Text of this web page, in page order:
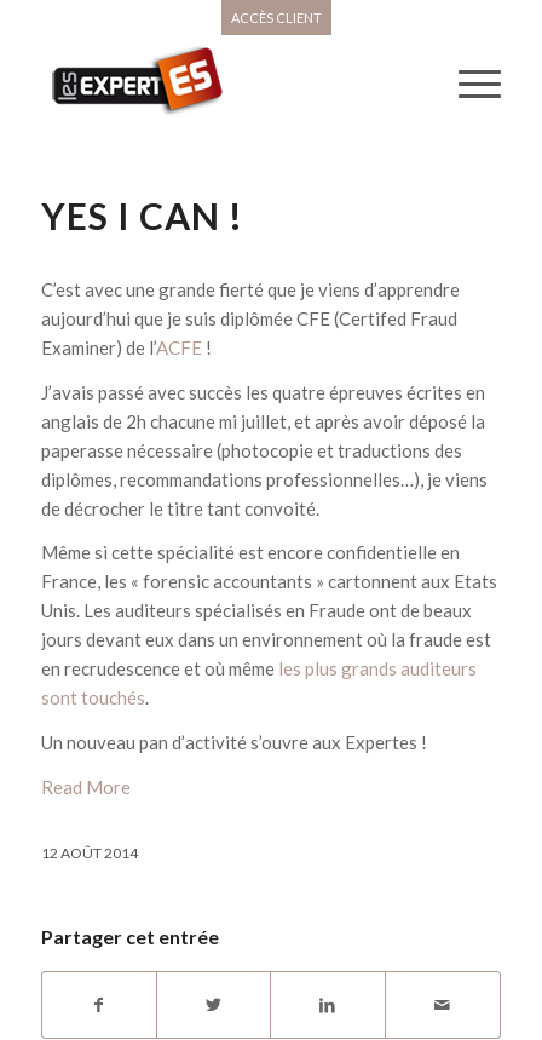
ACCÈS CLIENT
YES I CAN !
C’est avec une grande fierté que je viens d’apprendre
aujourd’hui que je suis diplômée CFE (Certifed Fraud
Examiner) de l’ACFE!
J’avais passé avec succès les quatre épreuves écrites en
anglais de 2h chacune mi juillet, et après avoir déposé la
paperasse nécessaire (photocopie et traductions des
diplômes, recommandations professionnelles…), je viens
de décrocher le titre tant convoité.
Même si cette spécialité est encore confidentielle en
France, les « forensic accountants » cartonnent aux Etats
Unis. Les auditeurs spécialisés en Fraude ont de beaux
jours devant eux dans un environnement où la fraude est
en recrudescence et où même les plus grands auditeurs
sont touchés.
Un nouveau pan d’activité s’ouvre aux Expertes !
Read More
12 AOÛT 2014
Partager cet entrée